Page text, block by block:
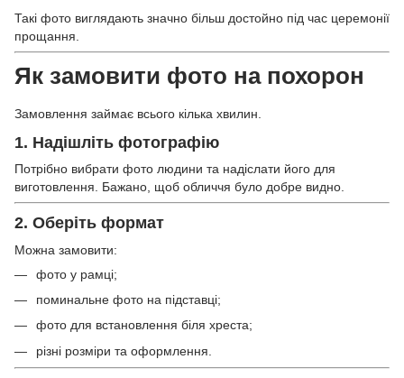
Такі фото виглядають значно більш достойно під час церемонії
прощання.
Як замовити фото на похорон
Замовлення займає всього кілька хвилин.
1. Надішліть фотографію
Потрібно вибрати фото людини та надіслати його для
виготовлення. Бажано, щоб обличчя було добре видно.
2. Оберіть формат
Можна замовити:
фото у рамці;
поминальне фото на підставці;
фото для встановлення біля хреста;
різні розміри та оформлення.